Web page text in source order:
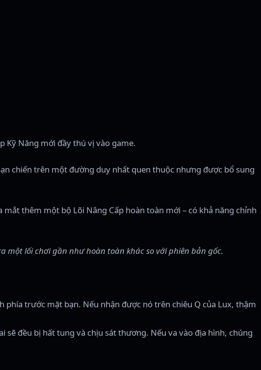
Kỹ Năng mới đầy thú vị vào game.
chiến trên một đường duy nhất quen thuộc nhưng được bổ sung
thêm một bộ Lõi Nâng Cấp hoàn toàn mới – có khả năng chỉnh
lối chơi gần như hoàn toàn khác so với phiên bản gốc.
phía trước mặt bạn. Nếu nhận được nó trên chiêu Q của Lux, thậm
đều bị hất tung và chịu sát thương. Nếu va vào địa hình, chúng